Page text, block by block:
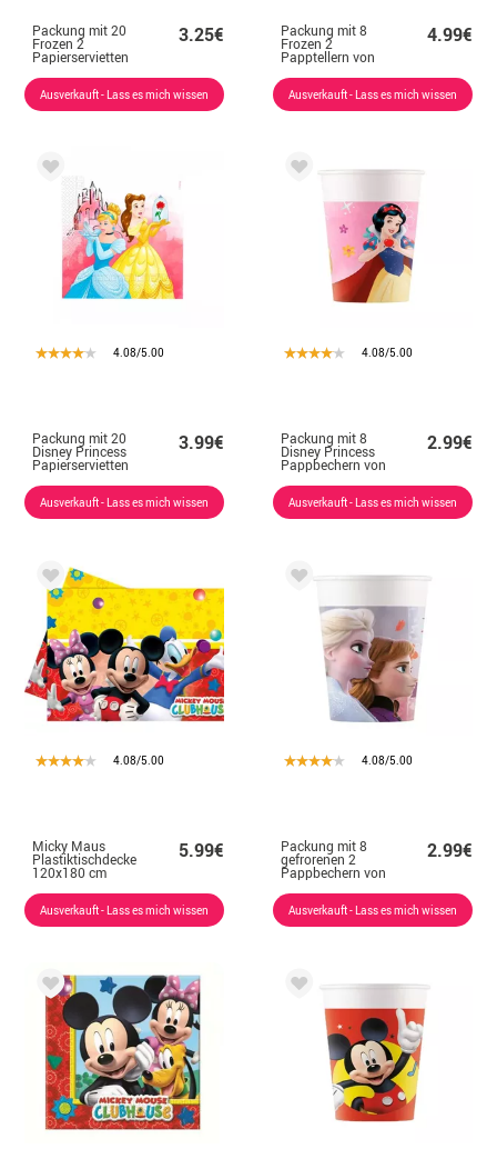
Packung mit 20
Frozen 2
Papierservietten
33x33 cm
3.25€
Ausverkauft - Lass es mich wissen
Packung mit 8
Frozen 2
Papptellern von
23 cm
4.99€
Ausverkauft - Lass es mich wissen
4.08/5.00
Packung mit 20
Disney Princess
Papierservietten
33 x 33 cm
3.99€
Ausverkauft - Lass es mich wissen
4.08/5.00
Packung mit 8
Disney Princess
Pappbechern von
200 ml
2.99€
Ausverkauft - Lass es mich wissen
4.08/5.00
Micky Maus
Plastiktischdecke
120x180 cm
5.99€
Ausverkauft - Lass es mich wissen
4.08/5.00
Packung mit 8
gefrorenen 2
Pappbechern von
200 ml
2.99€
Ausverkauft - Lass es mich wissen